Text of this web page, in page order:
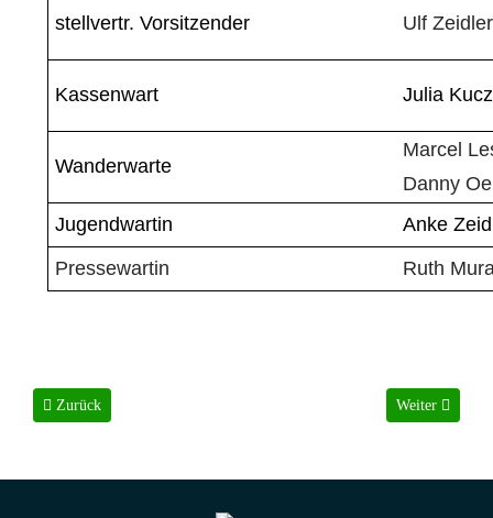
stellvertr. Vorsitzender Ulf Zeidler
Kassenwart Julia
Wanderwarte
Marcel
Danny
Jugendwartin
Anke
Pressewartin
Ruth
Vorheriger Beitrag: Formulare (Link Ausleihbedingungen fehlt noch)
Zurück Nächster
Weiter